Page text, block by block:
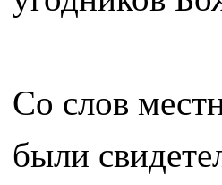
Со слов
были